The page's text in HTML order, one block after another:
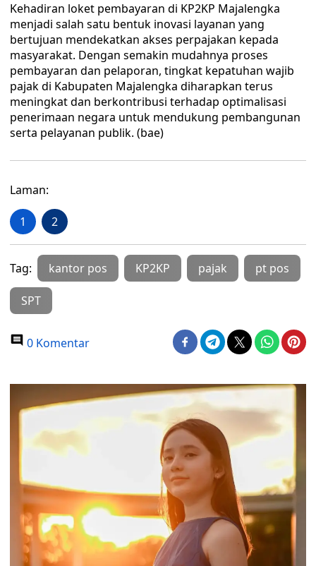
Kehadiran loket pembayaran di KP2KP Majalengka
menjadi salah satu bentuk inovasi layanan yang
bertujuan mendekatkan akses perpajakan kepada
masyarakat. Dengan semakin mudahnya proses
pembayaran dan pelaporan, tingkat kepatuhan wajib
pajak di Kabupaten Majalengka diharapkan terus
meningkat dan berkontribusi terhadap optimalisasi
penerimaan negara untuk mendukung pembangunan
serta pelayanan publik. (bae)
Laman:
1 2
Tag: kantor pos KP2KP pajak pt pos
SPT
0 Komentar